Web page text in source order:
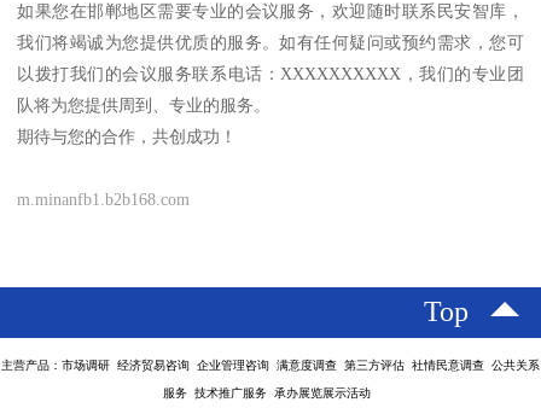
如果您在邯郸地区需要专业的会议服务，欢迎随时联系民安智库，
我们将竭诚为您提供优质的服务。如有任何疑问或预约需求，您可
以拨打我们的会议服务联系电话：XXXXXXXXXX，我们的专业团
队将为您提供周到、专业的服务。
期待与您的合作，共创成功！
m.minanfb1.b2b168.com
Top
主营产品：市场调研 经济贸易咨询 企业管理咨询 满意度调查 第三方评估 社情民意调查 公共关系
服务 技术推广服务 承办展览展示活动